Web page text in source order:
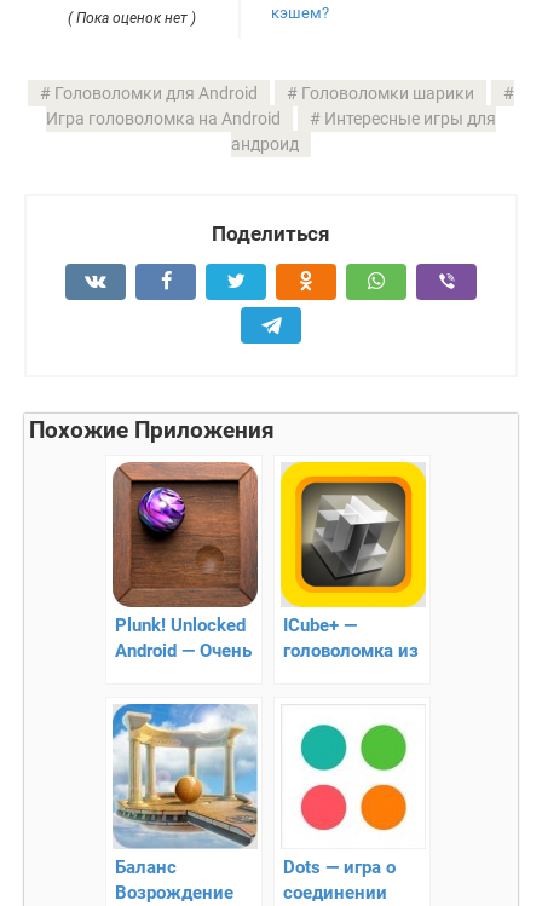
( Пока оценок нет )
кэшем?
Головоломки для Android
Головоломки шарики
Игра головоломка на Android
Интересные игры для
андроид
Поделиться
Похожие Приложения
Plunk! Unlocked
Android — Очень
игра!
ICube+ —
головоломка из
Баланс
Возрождение
Dots — игра о
соединении